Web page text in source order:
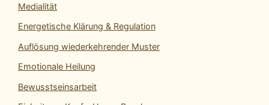
Medialität
Energetische Klärung & Regulation
Auflösung wiederkehrender Muster
Emotionale Heilung
Bewusstseinsarbeit